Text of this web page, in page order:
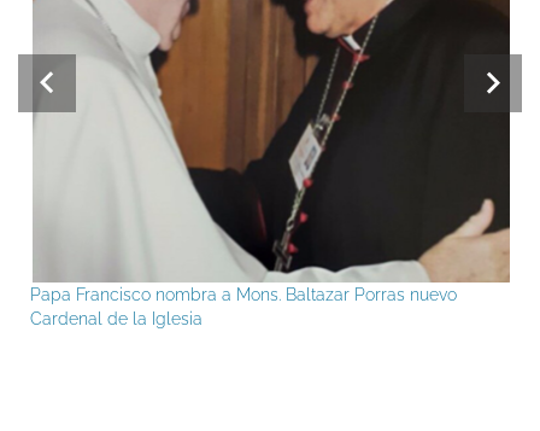
Papa Francisco nombra a Mons. Baltazar Porras nuevo
Cardenal de la Iglesia